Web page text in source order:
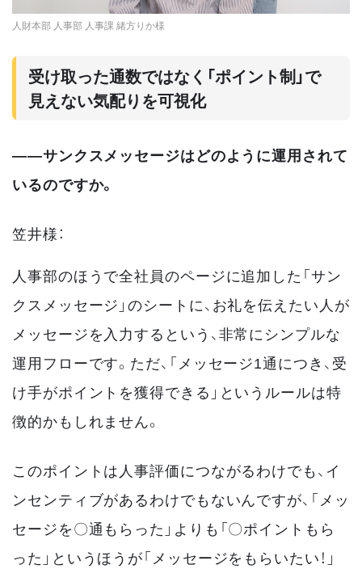
人財本部 人事部 人事課 緒方りか様
受け取った通数ではなく「ポイント制」で
見えない気配りを可視化
――サンクスメッセージはどのように運用されて
いるのですか。
笠井様：
人事部のほうで全社員のページに追加した「サン
クスメッセージ」のシートに、お礼を伝えたい人が
メッセージを入力するという、非常にシンプルな
運用フローです。ただ、「メッセージ1通につき、受
け手がポイントを獲得できる」というルールは特
徴的かもしれません。
このポイントは人事評価につながるわけでも、イ
ンセンティブがあるわけでもないんですが、「メッ
セージを〇通もらった」よりも「〇ポイントもら
った」というほうが「メッセージをもらいたい！」